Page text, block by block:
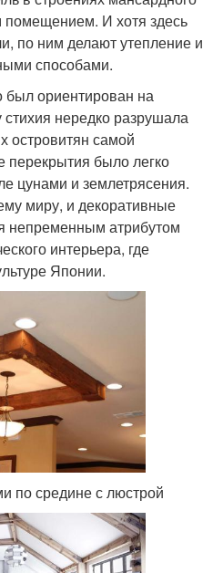
И хотя здесь
по ним делают утепление и
способами.
был ориентирован на
нередко разрушала
островитян самой
перекрытия было легко
цунами и землетрясения.
миру, и декоративные
непременным атрибутом
интерьера, где
Японии.
по средине с люстрой